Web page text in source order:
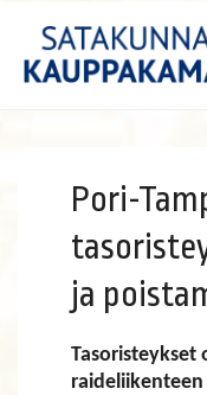
Pori-
ja
Tasoristeykset